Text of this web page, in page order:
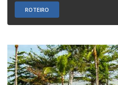
ROTEIRO